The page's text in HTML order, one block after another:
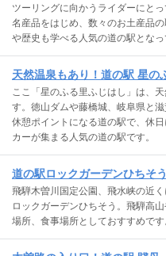
ツーリングに向かうライダーにと
名産品をはじめ、数々のお土産品
や歴史も学べる人気の道の駅となっ
天然温泉もあり！道の駅 星の
ここ「星のふる里ふじはし」は、
す。徳山ダムや藤橋城、岐阜県と
休憩ポイントになる道の駅で、休
カーが集まる人気の道の駅です。
道の駅ロックガーデンひちそう
飛騨木曽川国定公園、飛水峡の近
ロックガーデンひちそう。飛騨高
場所、食事場所としておすすめです